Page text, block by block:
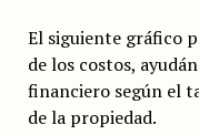
El siguiente gráfico
de los costos,
financiero según el
de la propiedad.